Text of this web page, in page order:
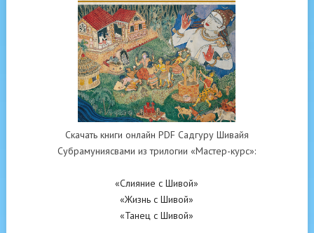
Скачать книги онлайн PDF Садгуру Шивайя
Субрамуниясвами из трилогии «Мастер-курс»:
«Слияние с Шивой»
«Жизнь с Шивой»
«Танец с Шивой»